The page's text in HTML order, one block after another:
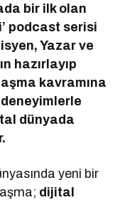
bir ilk olan
podcast serisi
Yazar ve
hazırlayıp
kavramına
dünyada
yeni bir
dijital